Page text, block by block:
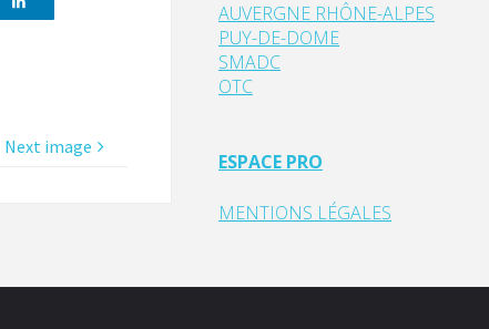
Next image
AUVERGNE RHÔNE-ALPES
PUY-DE-DOME
SMADC
OTC
ESPACE PRO
MENTIONS LÉGALES